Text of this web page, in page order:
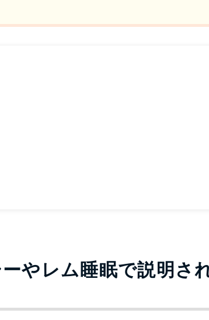
やレム睡眠で説明さ